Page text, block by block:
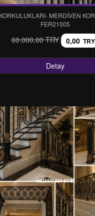
MERDİVEN
FER21005
60.000,00 TRY 0,00 TRY
Detay